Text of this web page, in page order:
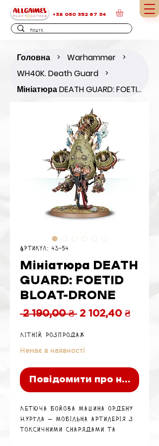
+38 050 352 67 34
Головна > Warhammer >
WH40K. Death Guard >
Мініатюра DEATH GUARD: FOETID BLOAT-DRONE
Артикул: 43-54
Мініатюра DEATH
GUARD: FOETID
BLOAT-DRONE
2 190,00 ₴ Звичайна
2 102,40 ₴За
Літній розпродаж
Немає в наявності
Повідомити про
Летюча бойова машина ордену
Нургла — мобільна артилерія з
токсичними снарядами та